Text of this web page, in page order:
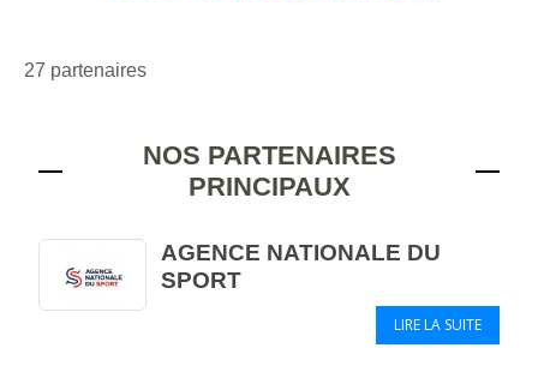
27 partenaires
NOS PARTENAIRES
PRINCIPAUX
AGENCE NATIONALE DU
SPORT
LIRE LA SUITE